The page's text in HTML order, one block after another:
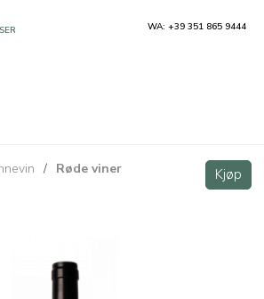
/ Røde viner Kjøp
- Cravanzola Kjøp
WA: +39 351 865 9444